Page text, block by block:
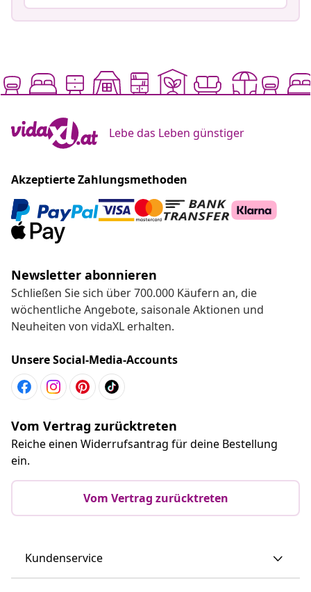
Lebe das Leben günstiger
Akzeptierte Zahlungsmethoden
Newsletter abonnieren
Schließen Sie sich über 700.000 Käufern an, die
wöchentliche Angebote, saisonale Aktionen und
Neuheiten von vidaXL erhalten.
Unsere Social-Media-Accounts
Vom Vertrag zurücktreten
Reiche einen Widerrufsantrag für deine Bestellung
ein.
Vom Vertrag zurücktreten
Kundenservice